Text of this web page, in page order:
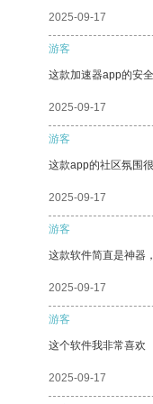
2025-09-17
游客
这款加速器app的安
2025-09-17
游客
这款app的社区氛围
2025-09-17
游客
这款软件简直是神器
2025-09-17
游客
这个软件我非常喜欢
2025-09-17